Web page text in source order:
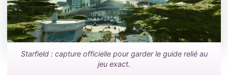
Starfield : capture officielle pour garder le guide relié au
jeu exact.